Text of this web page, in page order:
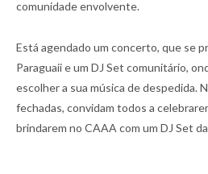
comunidade envolvente.
Está agendado um concerto, que se
Paraguaii e um DJ Set comunitário,
escolher a sua música de despedida.
fechadas, convidam todos a
brindarem no CAAA com um DJ Set